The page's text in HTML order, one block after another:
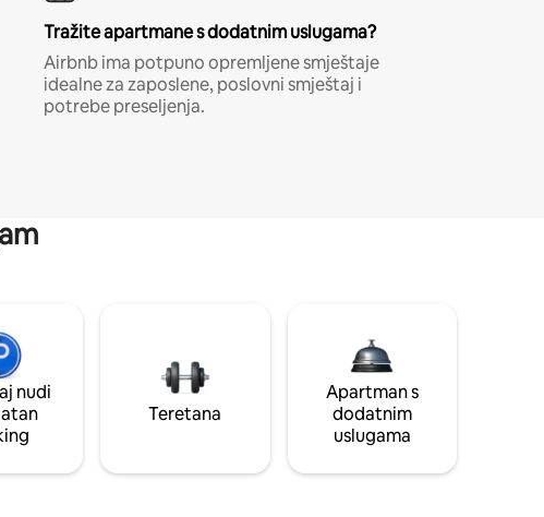
Tražite apartmane s dodatnim uslugama?
Airbnb ima potpuno opremljene smještaje
idealne za zaposlene, poslovni smještaj i
potrebe preseljenja.
nudi
Teretana
Apartman s
dodatnim
uslugama